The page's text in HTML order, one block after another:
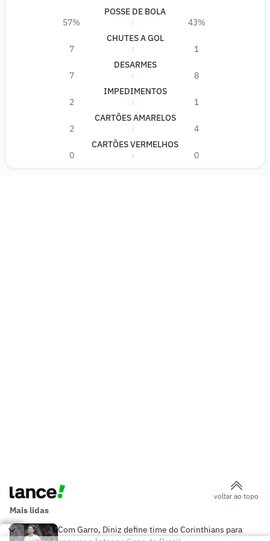
POSSE DE BOLA
57%
43%
CHUTES A GOL
7
1
DESARMES
7
8
IMPEDIMENTOS
2
1
CARTÕES AMARELOS
2
4
CARTÕES VERMELHOS
0
0
voltar ao topo
Mais lidas
Com Garro, Diniz define time do Corinthians para